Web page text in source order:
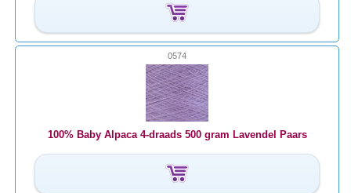
0574
100% Baby Alpaca 4-draads 500 gram Lavendel Paars